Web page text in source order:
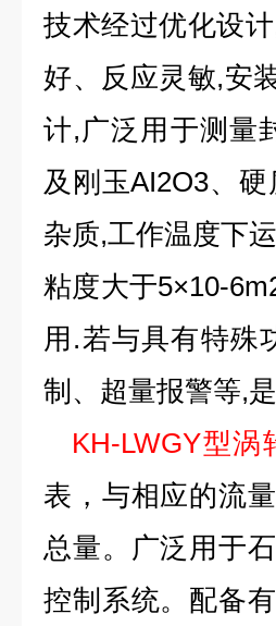
技术经过优化设
好、反应灵敏,安
计,广泛用于测量
及刚玉AI2O3、
杂质,工作温度下
粘度大于5×10-
用.若与具有特殊
制、超量报警等,
KH-LWGY型涡
表，与相应的流
总量。广泛用于
控制系统。配备